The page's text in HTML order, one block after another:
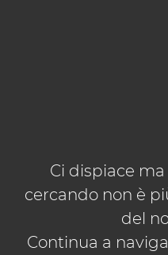
Ci dispiace
cercando non è
del
Continua a